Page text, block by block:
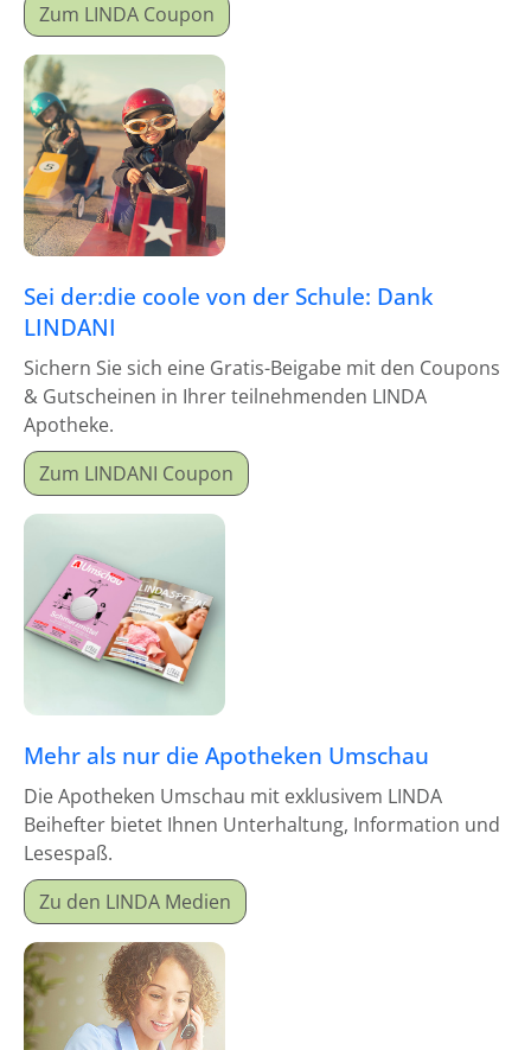
Zum LINDA Coupon
Sei der:die coole von der Schule: Dank
LINDANI
Sichern Sie sich eine Gratis-Beigabe mit den Coupons
& Gutscheinen in Ihrer teilnehmenden LINDA
Apotheke.
Zum LINDANI Coupon
Mehr als nur die Apotheken Umschau
Die Apotheken Umschau mit exklusivem LINDA
Beihefter bietet Ihnen Unterhaltung, Information und
Lesespaß.
Zu den LINDA Medien